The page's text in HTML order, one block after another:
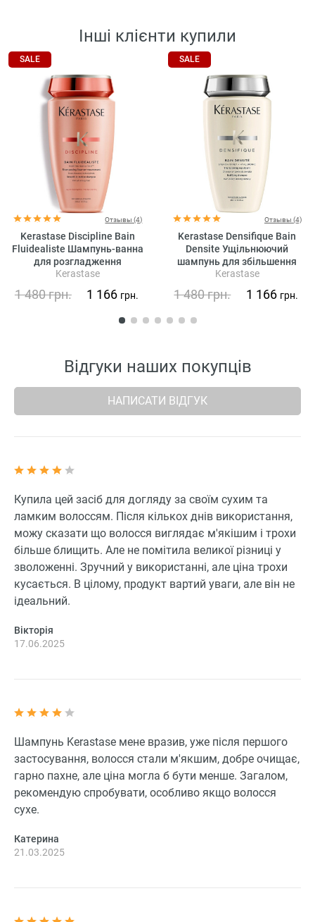
Інші клієнти купили
SALE
Отзывы (4)
Kerastase Discipline Bain
Fluidealiste Шампунь-ванна
для розгладження
неслухняного волосся (без
сульфатів)
Kerastase
1 480грн. 1 166 грн.
SALE
Отзывы (4)
Kerastase Densifique Bain
Densite Ущільнюючий
шампунь для збільшення
густоти волосся
Kerastase
1 480грн. 1 166 грн.
Відгуки наших покупців
НАПИСАТИ ВІДГУК
Купила цей засіб для догляду за своїм сухим та
ламким волоссям. Після кількох днів використання,
можу сказати що волосся виглядає м'якішим і трохи
більше блищить. Але не помітила великої різниці у
зволоженні. Зручний у використанні, але ціна трохи
кусається. В цілому, продукт вартий уваги, але він не
ідеальний.
Вікторія
17.06.2025
Шампунь Kerastase мене вразив, уже після першого
застосування, волосся стали м'якшим, добре очищає,
гарно пахне, але ціна могла б бути менше. Загалом,
рекомендую спробувати, особливо якщо волосся
сухе.
Катерина
21.03.2025